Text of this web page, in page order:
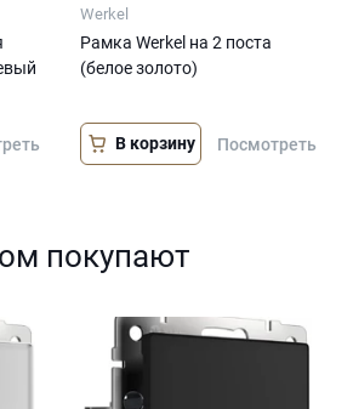
Werkel
Рамка Werkel на 2 поста
(белое золото)
В корзину Посмотреть
покупают